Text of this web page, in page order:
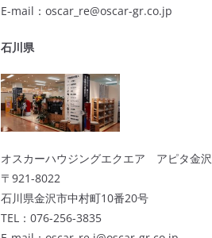
E-mail：oscar_re@oscar-gr.co.jp
石川県
オスカーハウジングエクエア アピタ金沢
〒921-8022
石川県金沢市中村町10番20号
TEL：076-256-3835